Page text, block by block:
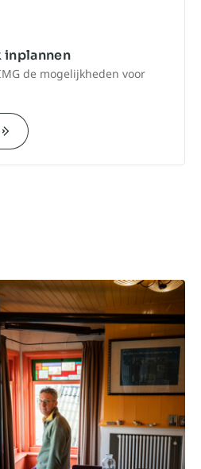
de mogelijkheden voor